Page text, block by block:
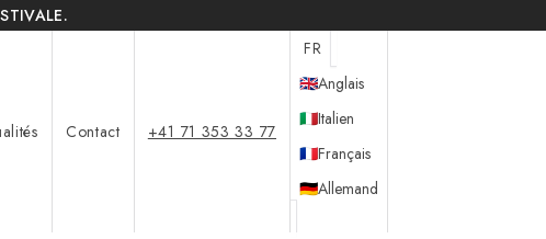
Contact +41 71 353 33 77
FR
🇬🇧Anglais
🇮🇹Italien
🇫🇷Français
🇩🇪Allemand